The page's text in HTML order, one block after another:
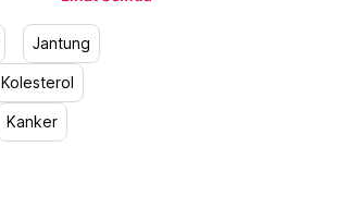
Jantung
Kolesterol
Kanker